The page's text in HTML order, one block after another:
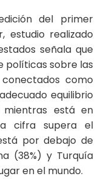
del primer
estudio realizado
señala que
políticas sobre las
como
equilibrio
está en
cifra supera el
por debajo de
(38%) y Turquía
en el mundo.